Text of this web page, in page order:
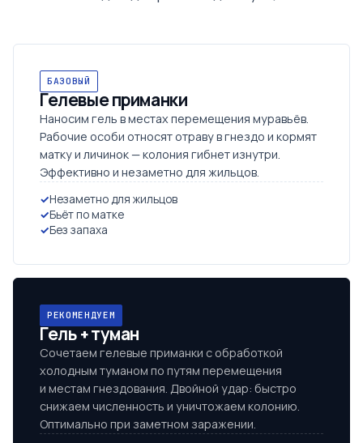
БАЗОВЫЙ
Гелевые приманки
Наносим гель в местах перемещения муравьёв.
Рабочие особи относят отраву в гнездо и кормят
матку и личинок — колония гибнет изнутри.
Эффективно и незаметно для жильцов.
Незаметно для жильцов
Бьёт по матке
Без запаха
РЕКОМЕНДУЕМ
Гель + туман
Сочетаем гелевые приманки с обработкой
холодным туманом по путям перемещения
и местам гнездования. Двойной удар: быстро
снижаем численность и уничтожаем колонию.
Оптимально при заметном заражении.